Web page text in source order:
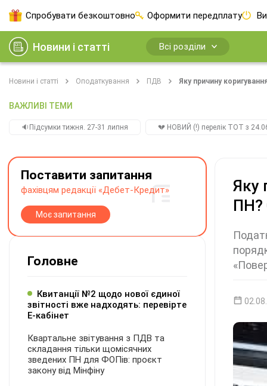
Спробувати безкоштовно Оформити передплату
Новини і статті Всі розділи
Новини і статті Оподаткування ПДВ Яку причину
ВАЖЛИВІ ТЕМИ
🔉Підсумки тижня. 27-31 липня 💔 НОВИЙ (!) перелік ТОТ з
Яку
ПН?
Поставити запитання
фахівцям редакції «Дебет-Кредит»
Моє запитання
Головне
Квитанції №2 щодо нової єдиної
звітності вже надходять: перевірте
Е-кабінет
Квартальне звітування з ПДВ та
складання тільки щомісячних
зведених ПН для ФОПів: проєкт
закону від Мінфіну